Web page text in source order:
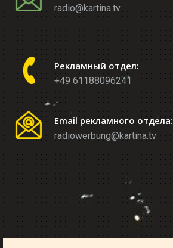
radio@kartina.tv
Рекламный отдел:
+49 61188096241
Email рекламного отдела:
radiowerbung@kartina.tv